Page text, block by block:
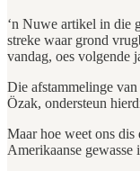
‘n Nuwe artikel in die
streke waar grond
vandag, oes volgende
Die afstammelinge
Özak, ondersteun
Maar hoe weet ons
Amerikaanse